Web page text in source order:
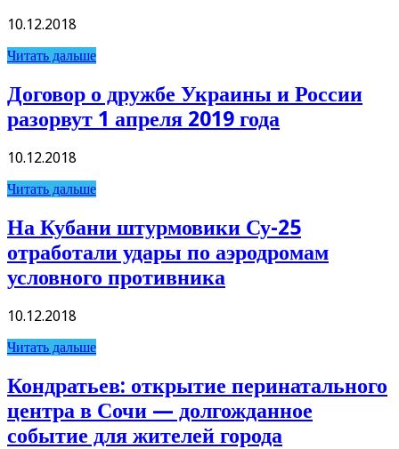
10.12.2018
Читать дальше
Договор о дружбе Украины и России
разорвут 1 апреля 2019 года
10.12.2018
Читать дальше
На Кубани штурмовики Су-25
отработали удары по аэродромам
условного противника
10.12.2018
Читать дальше
Кондратьев: открытие перинатального
центра в Сочи — долгожданное
событие для жителей города